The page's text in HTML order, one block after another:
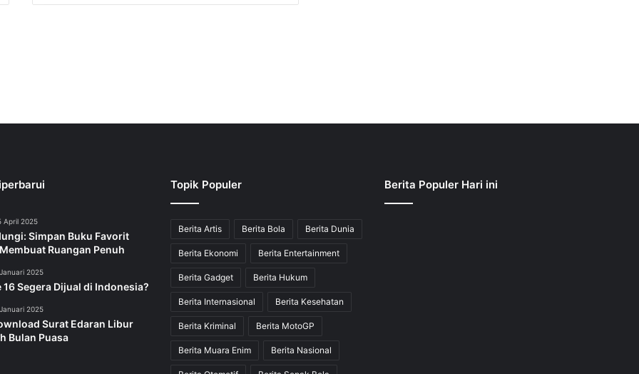
April 2025
Simpan Buku Favorit
Ruangan Penuh
2025
16 Segera Dijual di Indonesia?
2025
Surat Edaran Libur
Bulan Puasa
Topik Populer
Berita Artis Berita Bola Berita Dunia
Berita Ekonomi Berita Entertainment
Berita Gadget Berita Hukum
Berita Internasional Berita Kesehatan
Berita Kriminal Berita MotoGP
Berita Muara Enim Berita Nasional
Berita Populer Hari ini